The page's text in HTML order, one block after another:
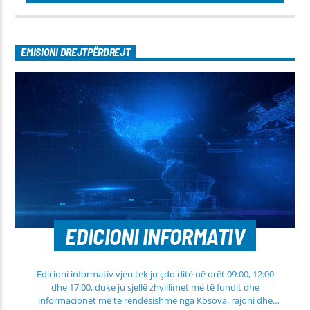
EMISIONI DREJTPËRDREJT
EDICIONI INFORMATIV
Edicioni informativ vjen tek ju çdo ditë në orët 09:00, 12:00
dhe 17:00, duke ju sjellë zhvillimet më të fundit dhe
informacionet më të rëndësishme nga Kosova, rajoni dhe